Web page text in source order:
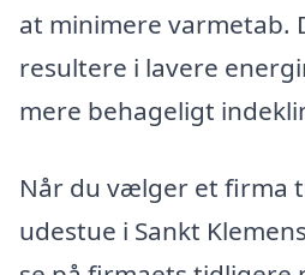
at minimere varmetab.
resultere i lavere
mere behageligt
Når du vælger et firma
udestue i Sankt